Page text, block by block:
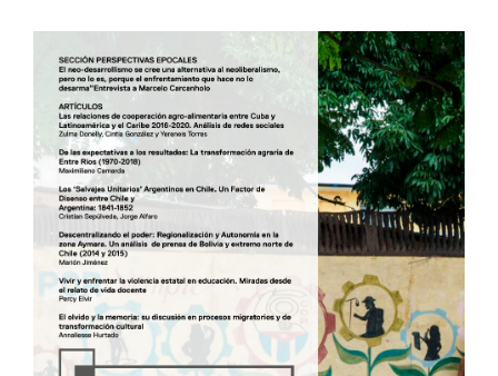
Barra
lateral
del
artículo